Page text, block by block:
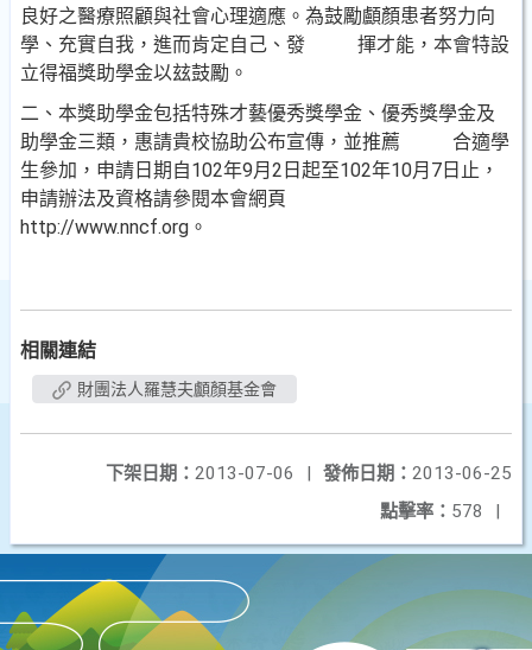
良好之醫療照顧與社會心理適應。為鼓勵顱顏患者努力向
學、充實自我，進而肯定自己、發 揮才能，本會特設
立得福獎助學金以玆鼓勵。
二、本獎助學金包括特殊才藝優秀獎學金、優秀獎學金及
助學金三類，惠請貴校協助公布宣傳，並推薦 合適學
生參加，申請日期自102年9月2日起至102年10月7日止，
申請辦法及資格請參閱本會網頁
http://www.nncf.org。
相關連結
財團法人羅慧夫顱顏基金會
發佈日期： 2013-06-25
下架日期： 2013-07-06
|
點擊率： 578 |